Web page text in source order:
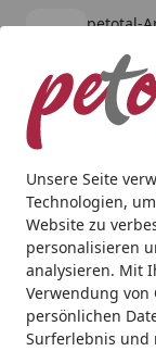
Unsere Seite
Technologien,
Website zu
personalisieren
analysieren. Mit
Verwendung von
persönlichen
Surferlebnis und
petotal-
kostenlos -
Alle Produkte
Mein Konto
Suchen